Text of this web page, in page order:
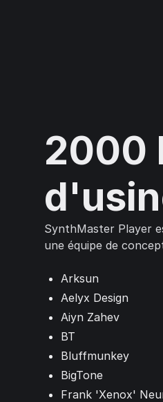
2000
SynthMaster Player
une équipe de
Arksun
Aelyx Design
Aiyn Zahev
BT
Bluffmunkey
BigTone
Frank 'Xenox'